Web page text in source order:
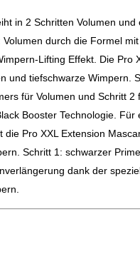
in 2 Schritten Volumen und
durch die Formel
Lifting Effekt. Die Pro
und tiefschwarze Wimpern.
für Volumen und Schritt 2
Booster Technologie. Für
Pro XXL Extension
Schritt 1: schwarzer
dank der